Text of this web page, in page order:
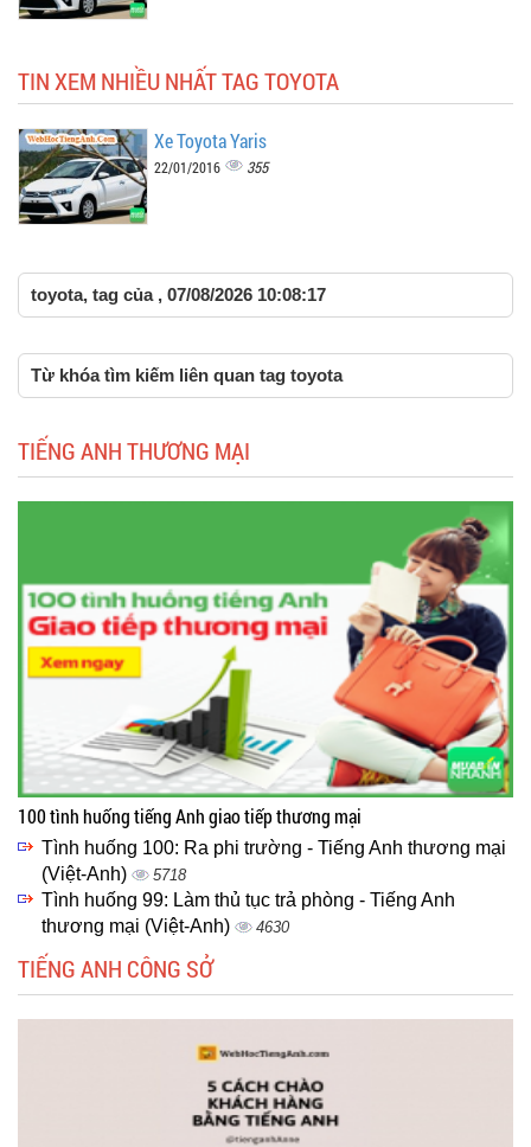
TIN XEM NHIỀU NHẤT TAG TOYOTA
Xe Toyota Yaris
22/01/2016 355
toyota, tag của , 07/08/2026 10:08:17
Từ khóa tìm kiếm liên quan tag toyota
TIẾNG ANH THƯƠNG MẠI
100 tình huống tiếng Anh giao tiếp thương mại
Tình huống 100: Ra phi trường - Tiếng Anh thương mại
(Việt-Anh)
5718
Tình huống 99: Làm thủ tục trả phòng - Tiếng Anh
thương mại (Việt-Anh)
4630
TIẾNG ANH CÔNG SỞ